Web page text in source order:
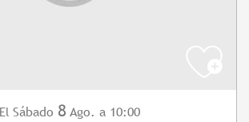
El Sábado 8 Ago. a 10:00